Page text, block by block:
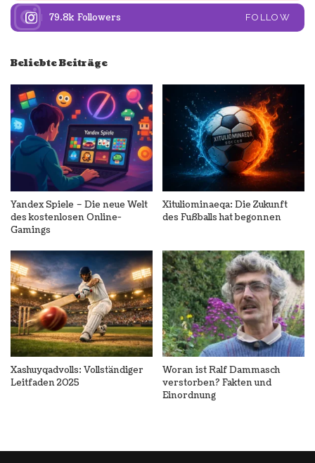
79.8k Followers FOLLOW
Beliebte Beiträge
Yandex Spiele – Die neue Welt
des kostenlosen Online-
Gamings
Xituliominaeqa: Die Zukunft
des Fußballs hat begonnen
Xashuyqadvolls: Vollständiger
Leitfaden 2025
Woran ist Ralf Dammasch
verstorben? Fakten und
Einordnung